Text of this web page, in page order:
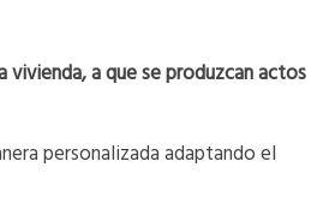
vivienda, a que se produzcan actos
personalizada adaptando el